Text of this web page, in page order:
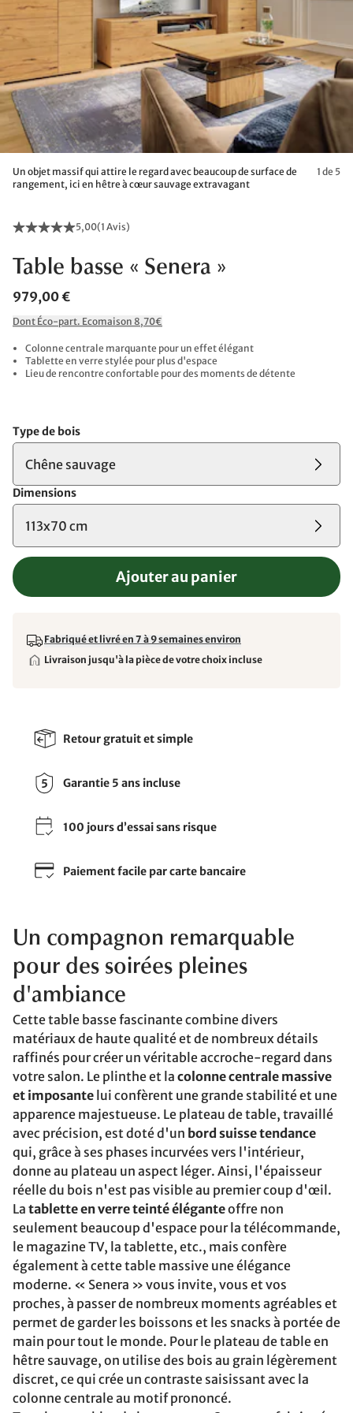
Un objet massif qui attire le regard avec beaucoup de surface de
rangement, ici en hêtre à cœur sauvage extravagant
1 de 5
5,00(1 Avis)
Table basse « Senera »
979,00 €
Dont Éco-part. Ecomaison 8,70€
Colonne centrale marquante pour un effet élégant
Tablette en verre stylée pour plus d'espace
Lieu de rencontre confortable pour des moments de détente
Type de bois
Chêne sauvage
Dimensions
113x70 cm
Ajouter au panier
Fabriqué et livré en 7 à 9 semaines environ
Livraison jusqu'à la pièce de votre choix incluse
Retour gratuit et simple
Garantie 5 ans incluse
100 jours d’essai sans risque
Paiement facile par carte bancaire
Un compagnon remarquable
pour des soirées pleines
d'ambiance
Cette table basse fascinante combine divers
matériaux de haute qualité et de nombreux détails
raffinés pour créer un véritable accroche-regard dans
votre salon. Le plinthe et la colonne centrale massive
et imposante lui confèrent une grande stabilité et une
apparence majestueuse. Le plateau de table, travaillé
avec précision, est doté d'un bord suisse tendance
qui, grâce à ses phases incurvées vers l'intérieur,
donne au plateau un aspect léger. Ainsi, l'épaisseur
réelle du bois n'est pas visible au premier coup d'œil.
La tablette en verre teinté éléganteoffre non
seulement beaucoup d'espace pour la télécommande,
le magazine TV, la tablette, etc., mais confère
également à cette table massive une élégance
moderne. « Senera » vous invite, vous et vos
proches, à passer de nombreux moments agréables et
permet de garder les boissons et les snacks à portée de
main pour tout le monde. Pour le plateau de table en
hêtre sauvage, on utilise des bois au grain légèrement
discret, ce qui crée un contraste saisissant avec la
colonne centrale au motif prononcé.